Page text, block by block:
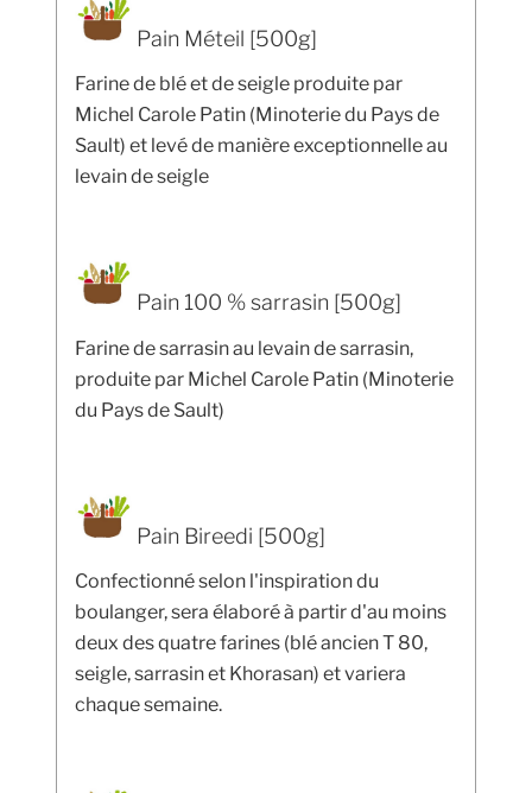
Pain Méteil [500g]
Farine de blé et de seigle produite par
Michel Carole Patin (Minoterie du Pays de
Sault) et levé de manière exceptionnelle au
levain de seigle
Pain 100 % sarrasin [500g]
Farine de sarrasin au levain de sarrasin,
produite par Michel Carole Patin (Minoterie
du Pays de Sault)
Pain Bireedi [500g]
Confectionné selon l'inspiration du
boulanger, sera élaboré à partir d'au moins
deux des quatre farines (blé ancien T 80,
seigle, sarrasin et Khorasan) et variera
chaque semaine.